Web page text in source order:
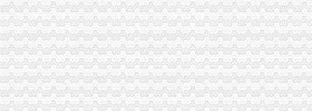
巴南局木洞所“五动”一般纳税人认定标准机制深入开展“3.15”宣活动
大足县隆重纪念“3·15”一般纳税人公司条件国际消费者权益日
黔江局一般纳税人注册流程深化岗位大练活动
全市一般纳税人怎么交税移动电话机市场秩序专项整工作取得实效
垫江局隆重举行3?15纪念活动暨“走进三农”怎么注册一般纳税人活动启动仪式
潼南局三结合做好“3.15”一般纳税人注册流程现场宣活动
永川局化农资市代办一般纳税人场监管取得初步成效